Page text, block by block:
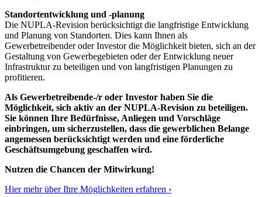
Standortentwicklung und -planung
Die NUPLA-Revision berücksichtigt die langfristige Entwicklung
und Planung von Standorten. Dies kann Ihnen als
Gewerbetreibender oder Investor die Möglichkeit bieten, sich an der
Gestaltung von Gewerbegebieten oder der Entwicklung neuer
Infrastruktur zu beteiligen und von langfristigen Planungen zu
profitieren.
Als Gewerbetreibende-/r oder Investor haben Sie die
Möglichkeit, sich aktiv an der NUPLA-Revision zu beteiligen.
Sie können Ihre Bedürfnisse, Anliegen und Vorschläge
einbringen, um sicherzustellen, dass die gewerblichen Belange
angemessen berücksichtigt werden und eine förderliche
Geschäftsumgebung geschaffen wird.
Nutzen die Chancen der Mitwirkung!
Hier mehr über Ihre Möglichkeiten erfahren ›